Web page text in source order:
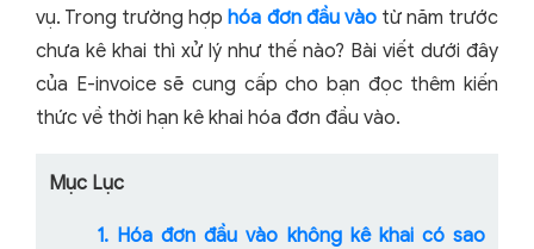
vụ. Trong trường hợphóa đơn đầu vàotừ năm trước
chưa kê khai thì xử lý như thế nào? Bài viết dưới đây
của E-invoice sẽ cung cấp cho bạn đọc thêm kiến
thức về thời hạn kê khai hóa đơn đầu vào.
Mục Lục
1. Hóa đơn đầu vào không kê khai có sao